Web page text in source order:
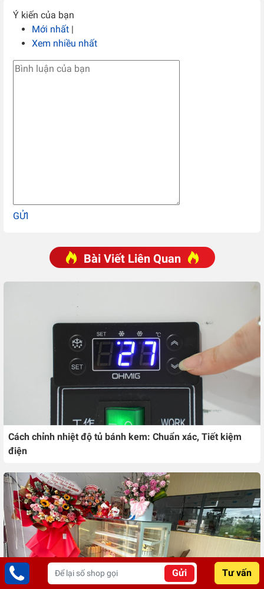
Ý kiến của bạn
Mới nhất |
Xem nhiều nhất
GỬI
Bài Viết Liên Quan
Cách chỉnh nhiệt độ tủ bánh kem: Chuẩn xác, Tiết kiệm
điện
Gửi Tư vấn